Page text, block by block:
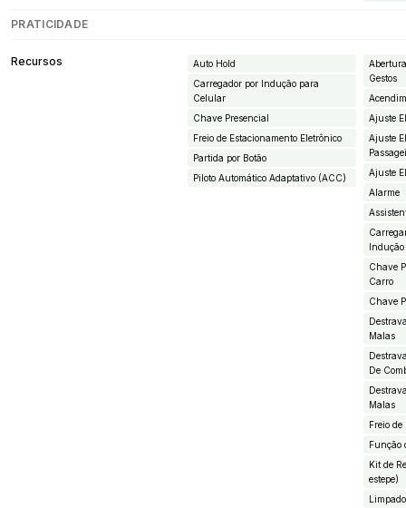
PRATICIDADE
Recursos
Auto Hold
Carregador por Indução para
Celular
Chave Presencial
Freio de Estacionamento Eletrônico
Partida por Botão
Piloto Automático Adaptativo (ACC)
Gestos
Ajuste
Ajuste
Ajuste
Alarme
Indução
Chave
Carro
Chave
Malas
De
Malas
Freio
Função
Kit de
estepe)